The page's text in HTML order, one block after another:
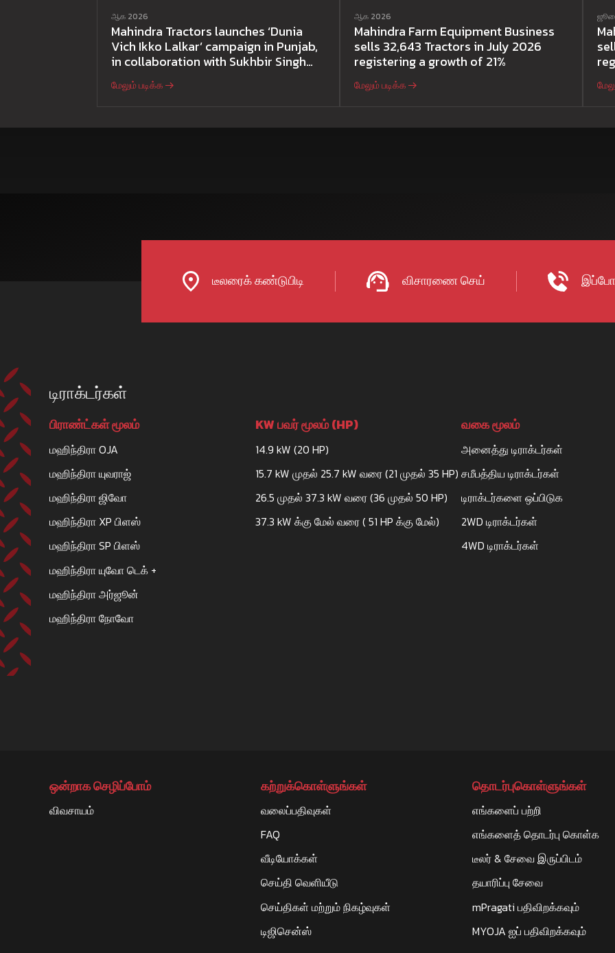
ஆக 2026
Mahindra Tractors launches ‘Dunia
Vich Ikko Lalkar’ campaign in Punjab,
in collaboration with Sukhbir Singh
and Parmish Verma
மேலும் படிக்க
ஆக 2026
Mahindra Farm Equipment Business
sells 32,643 Tractors in July 2026
registering a growth of 21%
மேலும் படிக்க
டீலரைக் கண்டுபிடி விசாரணை செய்
டிராக்டர்கள்
பிராண்ட்கள் மூலம்
மஹிந்திரா OJA
மஹிந்திரா யுவராஜ்
மஹிந்திரா ஜிவோ
மஹிந்திரா XP பிளஸ்
மஹிந்திரா SP பிளஸ்
மஹிந்திரா யுவோ டெக் +
மஹிந்திரா அர்ஜூன்
மஹிந்திரா நோவோ
KW பவர் மூலம் (HP)
14.9 kW (20 HP)
15.7 kW முதல் 25.7 kW வரை (21 முதல் 35 HP)
26.5 முதல் 37.3 kW வரை (36 முதல் 50 HP)
37.3 kW க்கு மேல் வரை ( 51 HP க்கு மேல்)
வகை மூலம்
அனைத்து டிராக்டர்கள்
சமீபத்திய டிராக்டர்கள்
டிராக்டர்களை ஒப்பிடுக
2WD டிராக்டர்கள்
4WD டிராக்டர்கள்
ஒன்றாக செழிப்போம்
விவசாயம்
கற்றுக்கொள்ளுங்கள்
வலைப்பதிவுகள்
FAQ
வீடியோக்கள்
செய்தி வெளியீடு
செய்திகள் மற்றும் நிகழ்வுகள்
டிஜிசென்ஸ்
தொடர்புகொள்ளுங்கள்
எங்களைப் பற்றி
எங்களைத் தொடர்பு கொள்க
டீலர் & சேவை இருப்பிடம்
தயாரிப்பு சேவை
mPragati பதிவிறக்கவும்
MYOJA ஐப் பதிவிறக்கவும்